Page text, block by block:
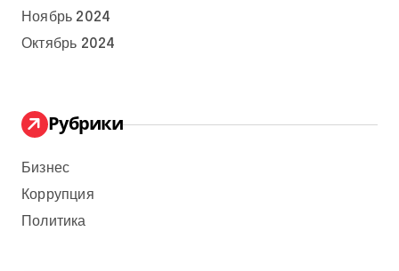
Ноябрь 2024
Октябрь 2024
Рубрики
Бизнес
Коррупция
Политика